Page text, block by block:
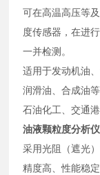
可在高温高压等
度传感器，在进
一并检测。
适用于发动机油
润滑油、合成油
石油化工、交通
油液颗粒度分析仪
采用光阻（遮光
精度高、性能稳定